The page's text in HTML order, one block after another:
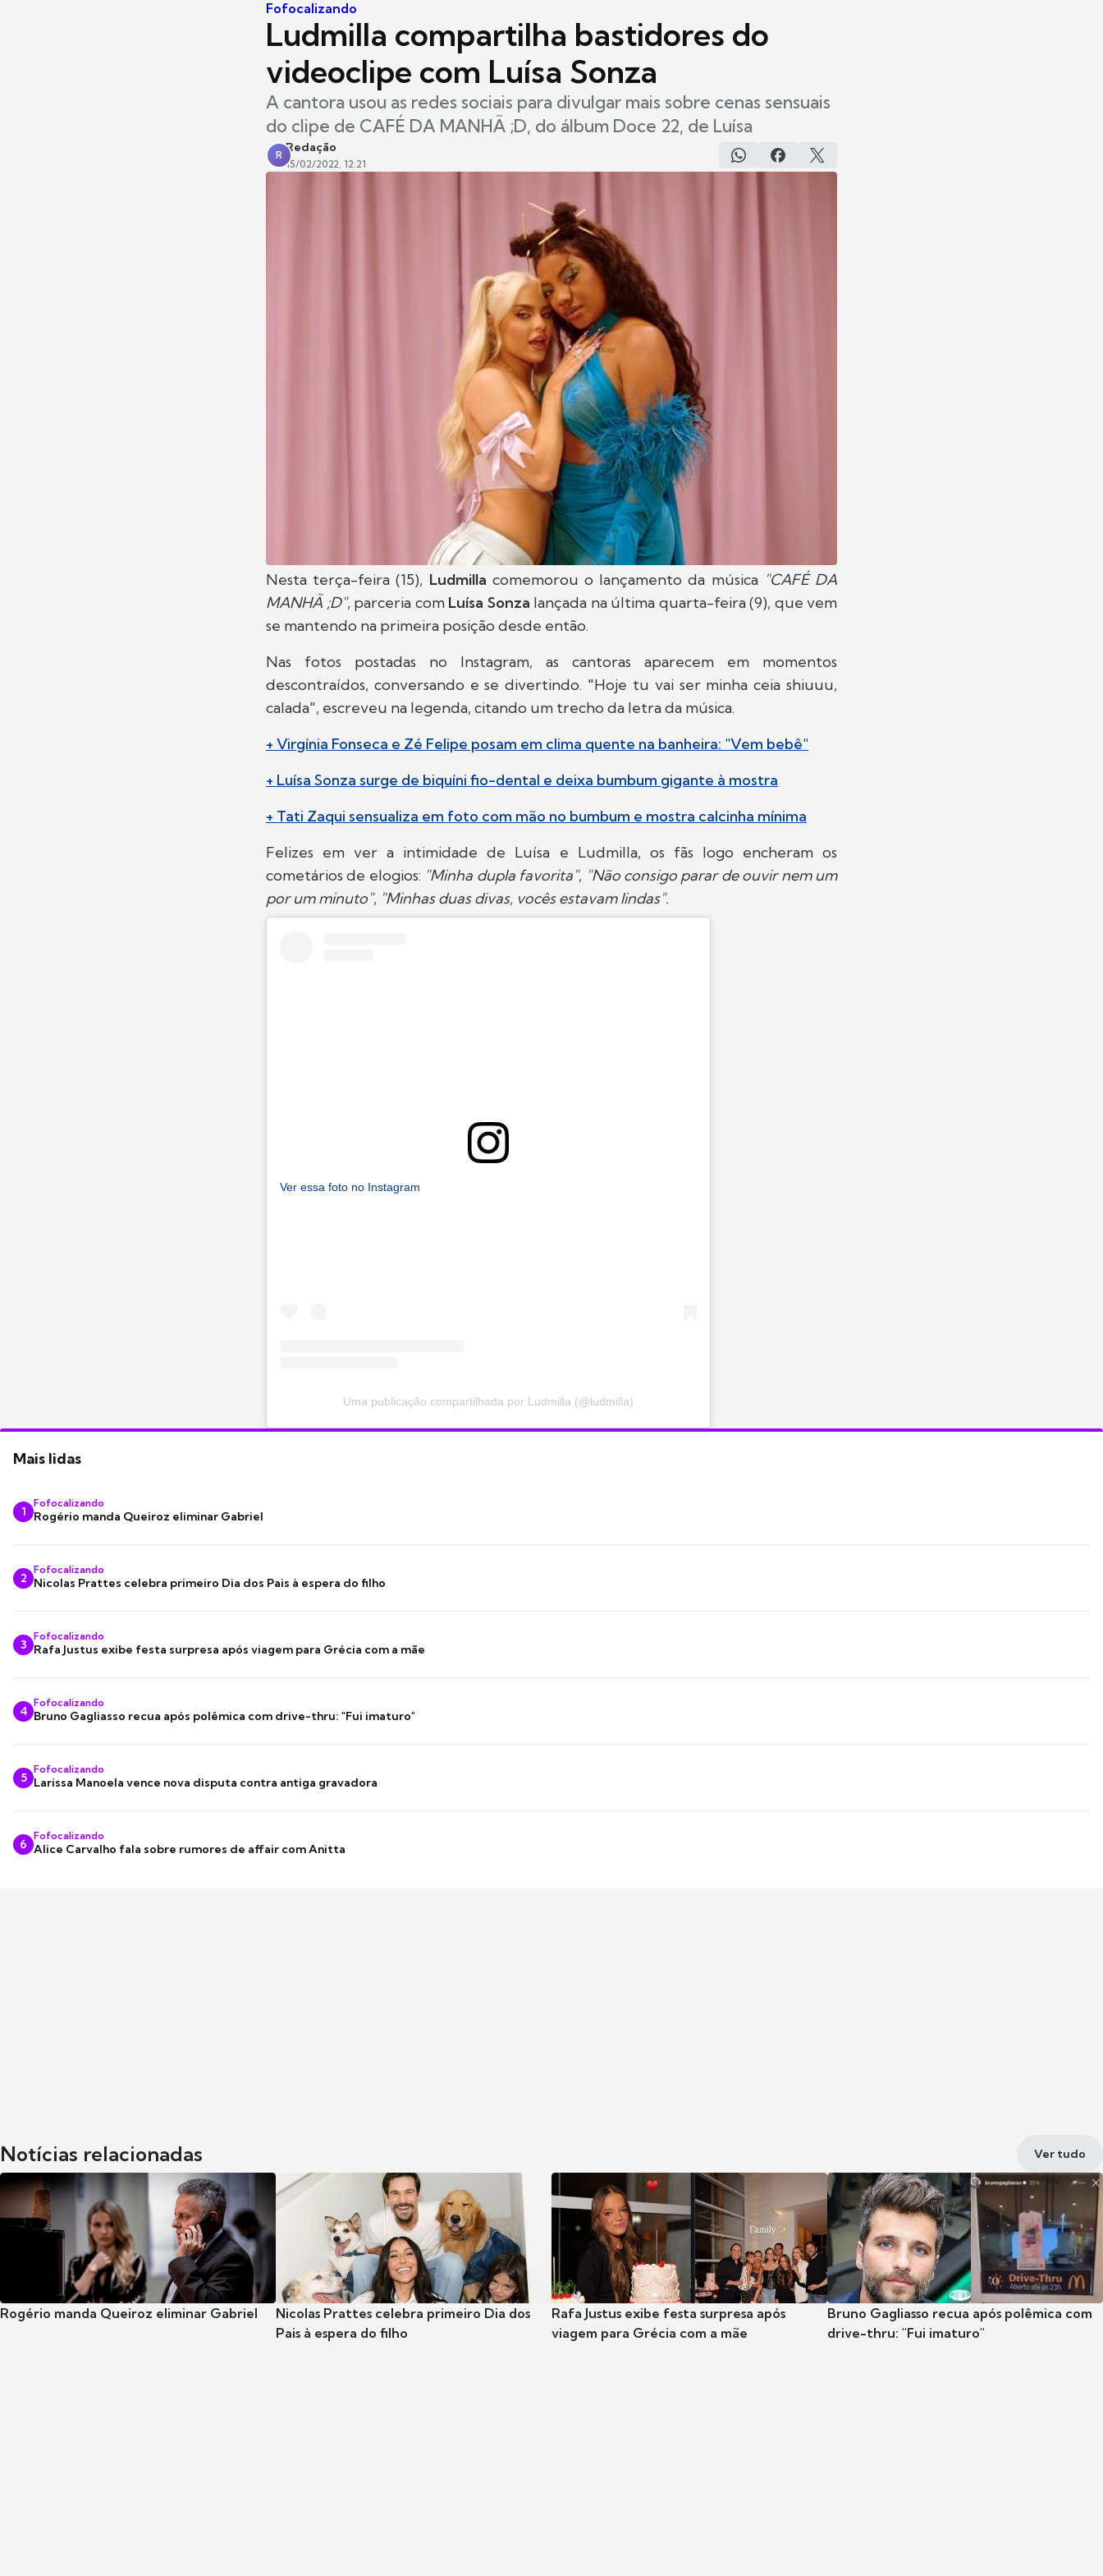
Fofocalizando
Ludmilla compartilha bastidores do
videoclipe com Luísa Sonza
A cantora usou as redes sociais para divulgar mais sobre cenas sensuais
do clipe de CAFÉ DA MANHÃ ;D, do álbum Doce 22, de Luísa
R
Redação
15/02/2022, 12:21
Nesta terça-feira (15), Ludmilla comemorou o lançamento da música "CAFÉ DA
MANHÃ ;D", parceria com Luísa Sonza lançada na última quarta-feira (9), que vem
se mantendo na primeira posição desde então.
Nas fotos postadas no Instagram, as cantoras aparecem em momentos
descontraídos, conversando e se divertindo. "Hoje tu vai ser minha ceia shiuuu,
calada", escreveu na legenda, citando um trecho da letra da música.
+ Virgínia Fonseca e Zé Felipe posam em clima quente na banheira: "Vem bebê"
+ Luísa Sonza surge de biquíni fio-dental e deixa bumbum gigante à mostra
+ Tati Zaqui sensualiza em foto com mão no bumbum e mostra calcinha mínima
Felizes em ver a intimidade de Luísa e Ludmilla, os fãs logo encheram os
cometários de elogios: "Minha dupla favorita", "Não consigo parar de ouvir nem um
por um minuto", "Minhas duas divas, vocês estavam lindas".
Ver essa foto no Instagram
Uma publicação compartilhada por Ludmilla (@ludmilla)
Mais lidas
1
Fofocalizando
Rogério manda Queiroz eliminar Gabriel
2
Fofocalizando
Nicolas Prattes celebra primeiro Dia dos Pais à espera do filho
3
Fofocalizando
Rafa Justus exibe festa surpresa após viagem para Grécia com a mãe
4
Fofocalizando
Bruno Gagliasso recua após polêmica com drive-thru: "Fui imaturo"
5
Fofocalizando
Larissa Manoela vence nova disputa contra antiga gravadora
6
Fofocalizando
Alice Carvalho fala sobre rumores de affair com Anitta
Notícias relacionadas Ver tudo
Rogério manda Queiroz eliminar Gabriel
Nicolas Prattes celebra primeiro Dia dos
Pais à espera do filho
Rafa Justus exibe festa surpresa após
viagem para Grécia com a mãe
Bruno Gagliasso recua após polêmica com
drive-thru: "Fui imaturo"